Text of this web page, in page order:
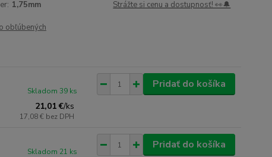
1,75mm Strážte si cenu a dostupnosť! 👀🔔
obľúbených
21,01 €/ks
17,08 € bez DPH
Skladom 39 ks
Pridať do košíka
Skladom 21 ks
Pridať do košíka